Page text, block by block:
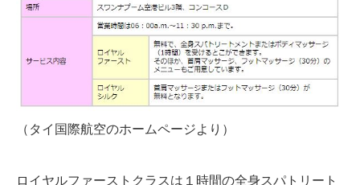
（タイ国際航空のホームページより）
ロイヤルファーストクラスは１時間の全身スパトリート